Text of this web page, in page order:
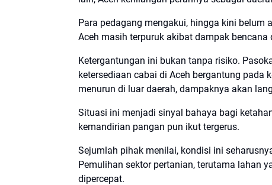
Para pedagang mengakui, hingga kini belum
Aceh masih terpuruk akibat dampak
Ketergantungan ini bukan tanpa risiko.
ketersediaan cabai di Aceh bergantung
menurun di luar daerah, dampaknya akan
Situasi ini menjadi sinyal bahaya bagi
kemandirian pangan pun ikut tergerus.
Sejumlah pihak menilai, kondisi ini
Pemulihan sektor pertanian, terutama lahan
dipercepat.